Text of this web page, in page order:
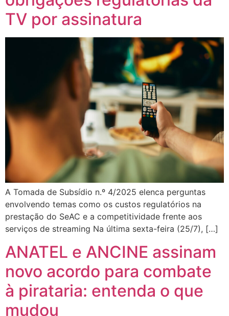
TV por assinatura
A Tomada de Subsídio n.º 4/2025 elenca perguntas
envolvendo temas como os custos regulatórios na
prestação do SeAC e a competitividade frente aos
serviços de streaming Na última sexta-feira (25/7), […]
ANATEL e ANCINE assinam
novo acordo para combate
à pirataria: entenda o que
mudou